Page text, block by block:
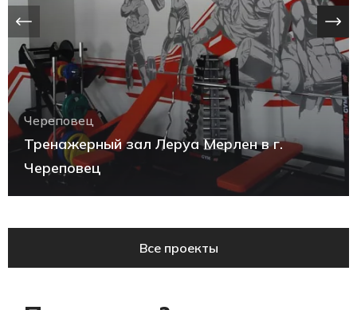
Череповец
Тренажерный зал Леруа Мерлен в г.
Череповец
Все проекты